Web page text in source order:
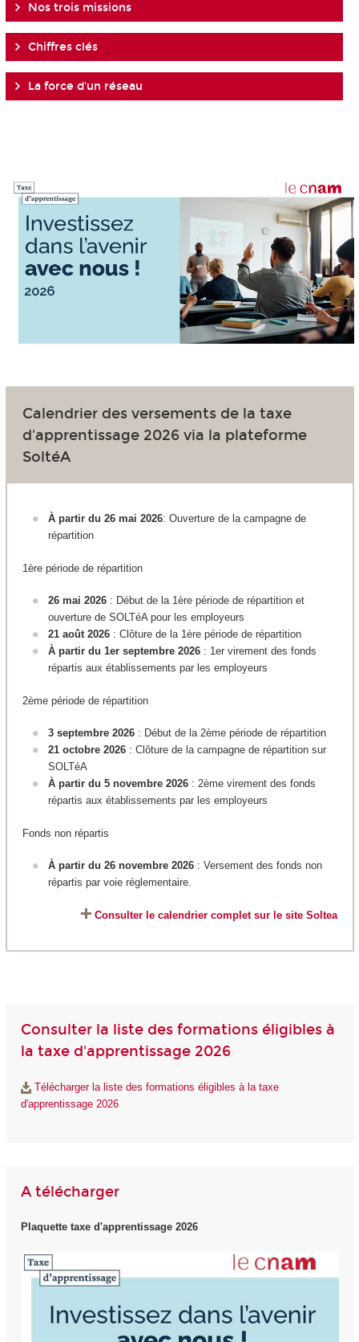
Nos trois missions
Chiffres clés
La force d'un réseau
Calendrier des versements de la taxe
d'apprentissage 2026 via la plateforme
SoltéA
À partir du 26 mai 2026: Ouverture de la campagne de
répartition
1ère période de répartition
26 mai 2026 : Début de la 1ère période de répartition et
ouverture de SOLTéA pour les employeurs
21 août 2026 : Clôture de la 1ère période de répartition
À partir du 1er septembre 2026 : 1er virement des fonds
répartis aux établissements par les employeurs
2ème période de répartition
3 septembre 2026 : Début de la 2ème période de répartition
21 octobre 2026 : Clôture de la campagne de répartition sur
SOLTéA
À partir du 5 novembre 2026 : 2ème virement des fonds
répartis aux établissements par les employeurs
Fonds non répartis
À partir du 26 novembre 2026 : Versement des fonds non
répartis par voie réglementaire.
Consulter le calendrier complet sur le site Soltea
Consulter la liste des formations éligibles à
la taxe d'apprentissage 2026
Télécharger la liste des formations éligibles à la taxe
d'apprentissage 2026
A télécharger
Plaquette taxe d'apprentissage 2026